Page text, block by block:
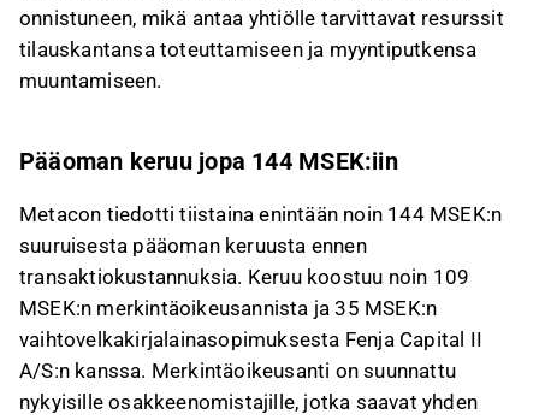
Tämä sisältö on tekoälyn tuottamaa. Anna siihen
liittyvää palautetta Inderesinfoorumilla.
onnistuneen, mikä antaa yhtiölle tarvittavat resurssit
tilauskantansa toteuttamiseen ja myyntiputkensa
muuntamiseen.
Pääoman keruu jopa 144 MSEK:iin
Metacon tiedotti tiistaina enintään noin 144 MSEK:n
suuruisesta pääoman keruusta ennen
transaktiokustannuksia. Keruu koostuu noin 109
MSEK:n merkintäoikeusannista ja 35 MSEK:n
vaihtovelkakirjalainasopimuksesta Fenja Capital II
A/S:n kanssa. Merkintäoikeusanti on suunnattu
nykyisille osakkeenomistajille, jotka saavat yhden